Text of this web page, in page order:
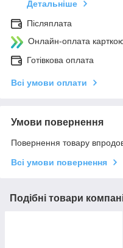
Детальніше
Післяплата
Онлайн-оплата
Готівкова оплата
Всі умови оплати
Умови повернення
Повернення товару
Всі умови повернення
Подібні товари